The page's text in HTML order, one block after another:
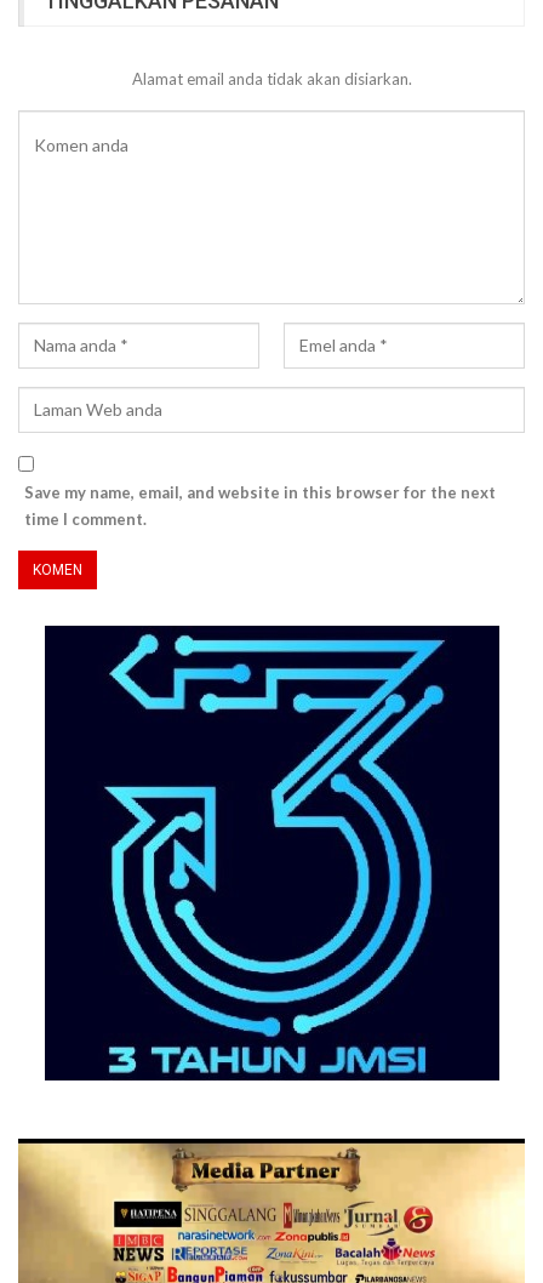
Alamat email anda tidak akan disiarkan.
Save my name, email, and website in this browser for the next
time I comment.